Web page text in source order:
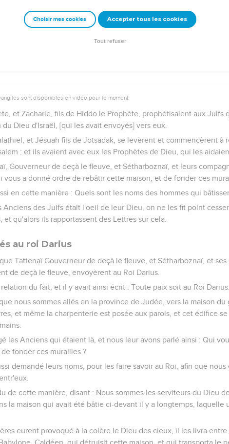
de reconstruction du temple
de Dieu, qui habite à Jérusalem, cessa, et elle demeura
sont disponibles en vidéo pour le moment.
et Zacharie, fils de Hiddo le Prophète, prophétisaient aux Juifs
Dieu d'Israël, [qui les avait envoyés] vers eux.
et Jésuah fils de Jotsadak, se levèrent et commencèrent à
; et ils avaient avec eux les Prophètes de Dieu, qui les
Gouverneur de deçà le fleuve, et Sétharboznaï, et leurs
vous a donné ordre de rebâtir cette maison, et de fonder ces
en cette manière : Quels sont les noms des hommes qui
Anciens des Juifs était l'oeil de leur Dieu, on ne les fit point
et qu'alors ils rapportassent des Lettres sur cela.
au roi Darius
Tattenaï Gouverneur de deçà le fleuve, et Sétharboznaï, et ses
de deçà le fleuve, envoyèrent au Roi Darius.
du fait, et il y avait ainsi écrit : Toute paix soit au Roi Darius.
nous sommes allés en la province de Judée, vers la maison
et même la charpenterie est posée aux parois, et cet édifice
les Anciens qui étaient là, et nous leur avons parlé ainsi : Qui
fonder ces murailles ?
demandé leurs noms, pour les faire savoir au Roi, afin que nous
de cette manière, disant : Nous sommes les serviteurs du Dieu
la maison qui avait été bâtie ci-devant il y a longtemps, laquelle
eurent provoqué à la colère le Dieu des cieux, il les livra entre
Caldéen, qui détruisit cette maison, et qui transporta le
Choisir mes cookies Accepter tous les cookies
Tout refuser